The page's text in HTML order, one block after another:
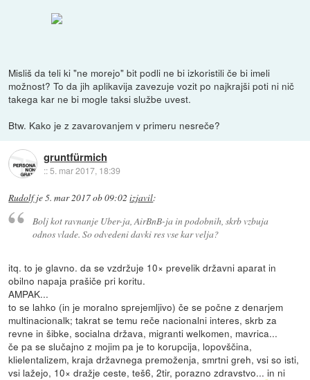
Misliš da teli ki "ne morejo" bit podli ne bi izkoristili če bi imeli
možnost? To da jih aplikavija zavezuje vozit po najkrajši poti ni nič
takega kar ne bi mogle taksi službe uvest.
Btw. Kako je z zavarovanjem v primeru nesreče?
gruntfürmich
::5. mar 2017, 18:39
Rudolfje5. mar 2017 ob 09:02 izjavil:
Bolj kot ravnanje Uber-ja, AirBnB-ja in podobnih, skrb vzbuja
odnos vlade. So odvedeni davki res vse kar velja?
itq. to je glavno. da se vzdržuje 10× prevelik državni aparat in
obilno napaja prašiče pri koritu.
AMPAK...
to se lahko (in je moralno sprejemljivo) če se počne z denarjem
multinacionalk; takrat se temu reče nacionalni interes, skrb za
revne in šibke, socialna država, migranti welkomen, mavrica...
če pa se slučajno z mojim pa je to korupcija, lopovščina,
klielentalizem, kraja državnega premoženja, smrtni greh, vsi so isti,
vsi lažejo, 10× dražje ceste, teš6, 2tir, porazno zdravstvo... in ni